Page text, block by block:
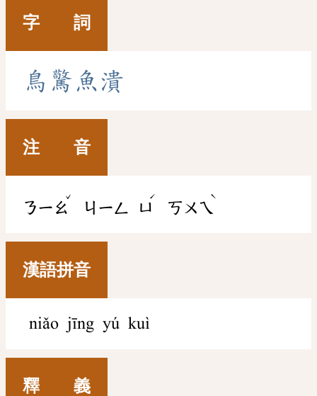
字 詞
鳥 驚 魚 潰
注 音
ㄋㄧㄠ
ˇ
ㄐㄧㄥ ㄩ
ˊ
ㄎㄨㄟ
ˋ
漢語拼音
niǎo jīng yú kuì
釋 義